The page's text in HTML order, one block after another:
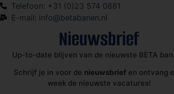
Telefoon: +31 (0)23 574 0881
E-mail: info@betabanen.nl
Nieuwsbrief
Up-to-date blijven van de nieuwste BÈTA
Schrijf je in voor de nieuwsbrief en ontvang
week de nieuwste vacatures!